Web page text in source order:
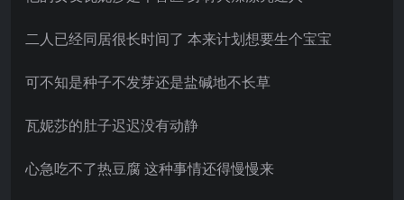
二人已经同居很长时间了 本来计划想要生个宝宝
可不知是种子不发芽还是盐碱地不长草
瓦妮莎的肚子迟迟没有动静
心急吃不了热豆腐 这种事情还得慢慢来